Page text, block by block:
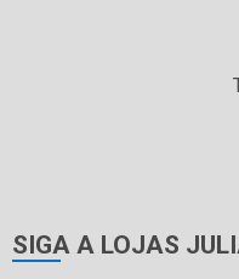
SIGA A LOJAS